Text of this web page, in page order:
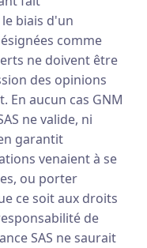
biais d'un
comme
ne doivent être
des opinions
En aucun cas GNM
ne valide, ni
garantit
venaient à se
ou porter
ce soit aux droits
de
SAS ne saurait